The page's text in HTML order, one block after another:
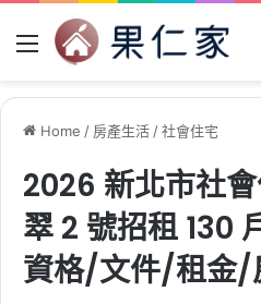
Menu
Home / 房產生活/社會住宅
2026 新北市社
翠 2 號招租 130
資格/文件/租金/